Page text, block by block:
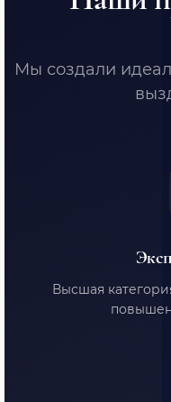
Мы создали
Высшая